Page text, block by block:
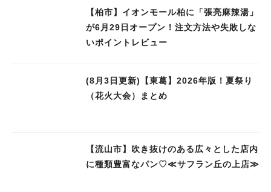
【柏市】イオンモール柏に「張亮麻辣湯」
が6月29日オープン！注文方法や失敗しな
いポイントレビュー
(8月3日更新)【東葛】2026年版！夏祭り
（花火大会）まとめ
【流山市】吹き抜けのある広々とした店内
に種類豊富なパン♡≪サフラン丘の上店≫